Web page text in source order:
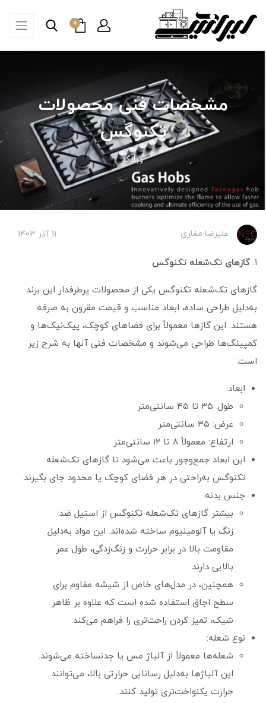
0
مشخصات فنی محصولات
تکنوگس
وبلاگ
علیرضا مغاری 11 آذر 1403
۱. گازهای تک‌شعله تکنوگس
گازهای تک‌شعله تکنوگس یکی از محصولات پرطرفدار این برند
به‌دلیل طراحی ساده، ابعاد مناسب و قیمت مقرون به صرفه
هستند. این گازها معمولاً برای فضاهای کوچک، پیک‌نیک‌ها و
کمپینگ‌ها طراحی می‌شوند و مشخصات فنی آنها به شرح زیر
است:
ابعاد:
طول: ۳۵ تا ۴۵ سانتی‌متر
عرض: ۳۵ سانتی‌متر
ارتفاع: معمولاً ۸ تا ۱۲ سانتی‌متر
این ابعاد جمع‌وجور باعث می‌شود تا گازهای تک‌شعله
تکنوگس به‌راحتی در هر فضای کوچک یا محدود جای بگیرند.
جنس بدنه:
بیشتر گازهای تک‌شعله تکنوگس از استیل ضد
زنگ یا آلومینیوم ساخته شده‌اند. این مواد به‌دلیل
مقاومت بالا در برابر حرارت و زنگ‌زدگی، طول عمر
بالایی دارند.
همچنین، در مدل‌های خاص از شیشه مقاوم برای
سطح اجاق استفاده شده است که علاوه بر ظاهر
شیک، تمیز کردن راحت‌تری را فراهم می‌کند.
نوع شعله:
شعله‌ها معمولاً از آلیاژ مس یا چدنساخته می‌شوند.
این آلیاژها به‌دلیل رسانایی حرارتی بالا، می‌توانند
حرارت یکنواخت‌تری تولید کنند.